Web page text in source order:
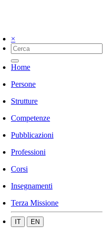
×
Home
Persone
Strutture
Competenze
Pubblicazioni
Professioni
Corsi
Insegnamenti
Terza Missione
IT EN